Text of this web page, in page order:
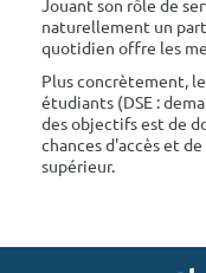
Jouant son rôle de
naturellement un
quotidien offre les
Plus concrètement,
étudiants (DSE :
des objectifs est de
chances d'accès et
supérieur.